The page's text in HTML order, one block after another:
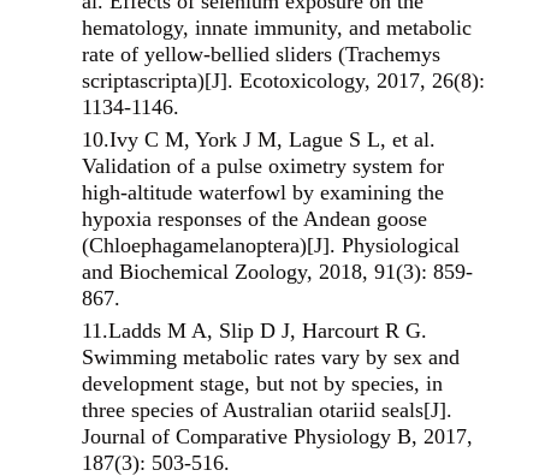
hematology, innate immunity, and metabolic
rate of yellow-bellied sliders (Trachemys
scriptascripta)[J]. Ecotoxicology, 2017, 26(8):
1134-1146.
10.Ivy C M, York J M, Lague S L, et al.
Validation of a pulse oximetry system for
high-altitude waterfowl by examining the
hypoxia responses of the Andean goose
(Chloephagamelanoptera)[J]. Physiological
and Biochemical Zoology, 2018, 91(3): 859-
867.
11.Ladds M A, Slip D J, Harcourt R G.
Swimming metabolic rates vary by sex and
development stage, but not by species, in
three species of Australian otariid seals[J].
Journal of Comparative Physiology B, 2017,
187(3): 503-516.